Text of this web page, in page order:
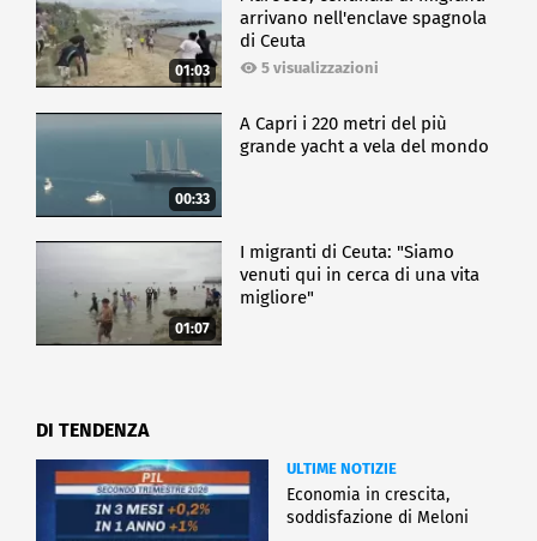
01:03
arrivano nell'enclave spagnola
di Ceuta
5 visualizzazioni
00:33
A Capri i 220 metri del più
grande yacht a vela del mondo
01:07
I migranti di Ceuta: "Siamo
venuti qui in cerca di una vita
migliore"
DI TENDENZA
ULTIME NOTIZIE
Economia in crescita,
soddisfazione di Meloni